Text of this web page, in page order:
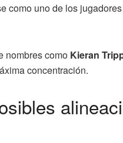
como uno de los
nombres como Kieran
concentración.